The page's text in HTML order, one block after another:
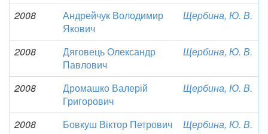
2008
Андрейчук Володимир
Якович
Щербина, Ю. В.
2008
Дяговець Олександр
Павлович
Щербина, Ю. В.
2008
Дромашко Валерій
Григорович
Щербина, Ю. В.
2008 Бовкуш Віктор Петрович Щербина, Ю. В.